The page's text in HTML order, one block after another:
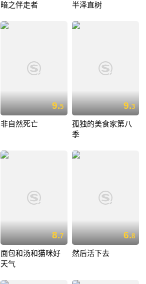
暗之伴走者 半泽直树
9.5
非自然死亡
9.3
孤独的美食家第八
季
8.7
面包和汤和猫咪好
天气
6.8
然后活下去